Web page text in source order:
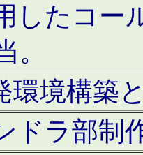
したコー
。
環境構築
ドラ部制